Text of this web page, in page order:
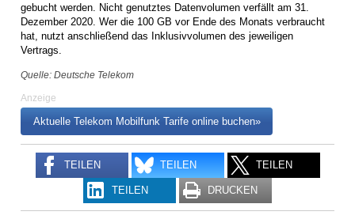
gebucht werden. Nicht genutztes Datenvolumen verfällt am 31.
Dezember 2020. Wer die 100 GB vor Ende des Monats verbraucht
hat, nutzt anschließend das Inklusivvolumen des jeweiligen
Vertrags.
Quelle: Deutsche Telekom
Anzeige
Aktuelle Telekom Mobilfunk Tarife online buchen»
TEILEN TEILEN TEILEN
TEILEN DRUCKEN